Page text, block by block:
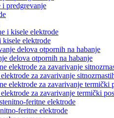
i predgrevanje
elektrode
delova otpornih na habanje
za zavarivanje
za zavarivanje termički
feritne elektrode